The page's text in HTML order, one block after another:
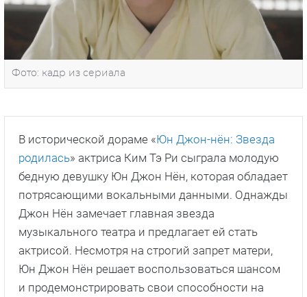
Фото: кадр из сериала
В исторической дораме «Юн Джон-нён: Звезда
родилась» актриса Ким Тэ Ри сыграла молодую
бедную девушку Юн Джон Нён, которая обладает
потрясающими вокальными данными. Однажды
Джон Нён замечает главная звезда
музыкального театра и предлагает ей стать
актрисой. Несмотря на строгий запрет матери,
Юн Джон Нён решает воспользоваться шансом
и продемонстрировать свои способности на